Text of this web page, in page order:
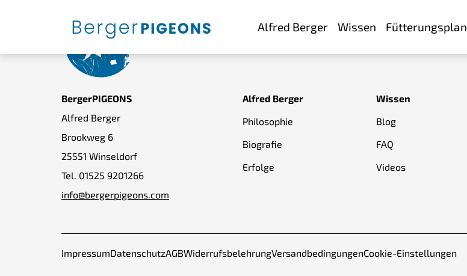
Alfred Berger Wissen Fütterungsplan
BergerPIGEONS
Alfred Berger
Brookweg 6
25551 Winseldorf
Tel. 01525 9201266
info@bergerpigeons.com
Alfred Berger
Philosophie
Biografie
Erfolge
Wissen
Blog
FAQ
Videos
ImpressumDatenschutzAGBWiderrufsbelehrungVersandbedingungenCookie-Einstellungen